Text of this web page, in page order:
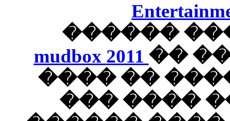
mudbox
����
���